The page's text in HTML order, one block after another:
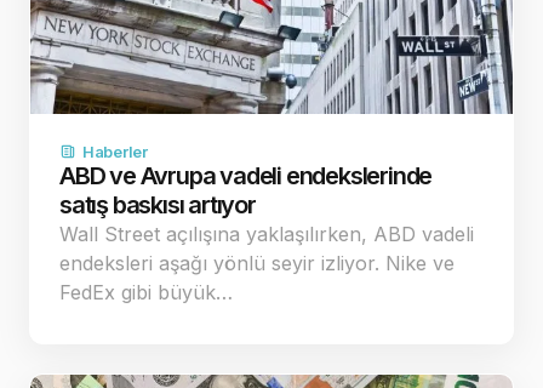
Haberler
ABD ve Avrupa vadeli endekslerinde
satış baskısı artıyor
Wall Street açılışına yaklaşılırken, ABD vadeli
endeksleri aşağı yönlü seyir izliyor. Nike ve
FedEx gibi büyük…